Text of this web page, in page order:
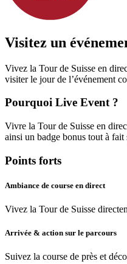
Visitez un
Vivez la Tour de Suisse en
visiter le jour de l’événement
Pourquoi Live Event ?
Vivre la Tour de Suisse en
ainsi un badge bonus tout à
Points forts
Ambiance de course en direct
Vivez la Tour de Suisse
Arrivée & action sur le parcours
Suivez la course de près et